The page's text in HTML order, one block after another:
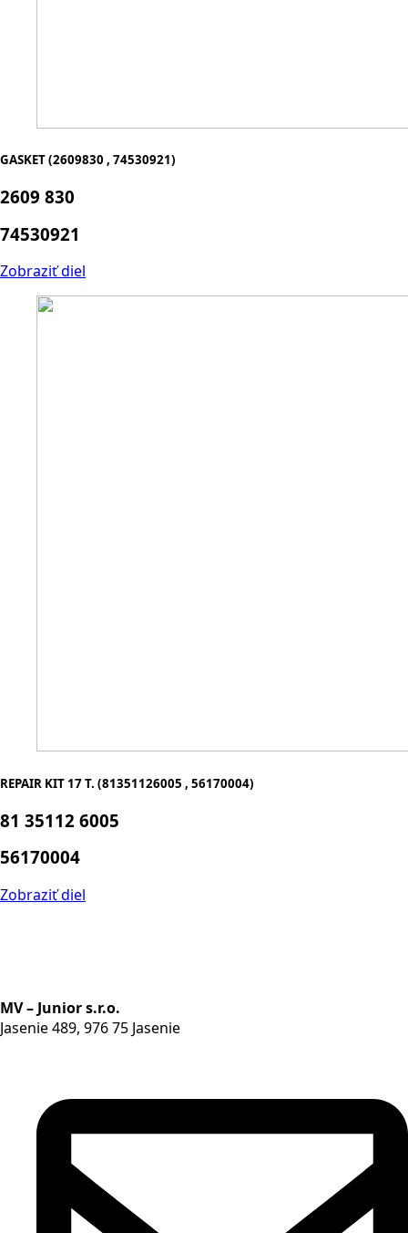
GASKET (2609830 , 74530921)
2609 830
74530921
Zobraziť diel
REPAIR KIT 17 T. (81351126005 , 56170004)
81 35112 6005
56170004
Zobraziť diel
MV – Junior s.r.o.
Jasenie 489, 976 75 Jasenie